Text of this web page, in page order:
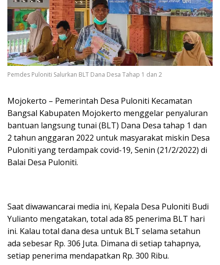
Pemdes Puloniti Salurkan BLT Dana Desa Tahap 1 dan 2
Mojokerto – Pemerintah Desa Puloniti Kecamatan
Bangsal Kabupaten Mojokerto menggelar penyaluran
bantuan langsung tunai (BLT) Dana Desa tahap 1 dan
2 tahun anggaran 2022 untuk masyarakat miskin Desa
Puloniti yang terdampak covid-19, Senin (21/2/2022) di
Balai Desa Puloniti.
Saat diwawancarai media ini, Kepala Desa Puloniti Budi
Yulianto mengatakan, total ada 85 penerima BLT hari
ini. Kalau total dana desa untuk BLT selama setahun
ada sebesar Rp. 306 Juta. Dimana di setiap tahapnya,
setiap penerima mendapatkan Rp. 300 Ribu.